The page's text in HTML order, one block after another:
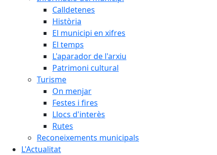
Calldetenes
Història
El municipi en xifres
El temps
L'aparador de l'arxiu
Patrimoni cultural
Turisme
On menjar
Festes i fires
Llocs d'interès
Rutes
Reconeixements municipals
L'Actualitat